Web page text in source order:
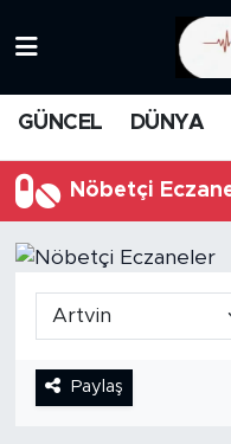
GÜNCEL DÜNYA
Nöbetçi
Paylaş
MEDYA
DÜNYA
Trafik Durumu
Süper Lig Puan
Tüm Manşetler